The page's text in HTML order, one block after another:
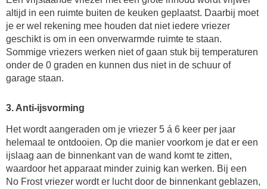
altijd in een ruimte buiten de keuken geplaatst. Daarbij moet
je er wel rekening mee houden dat niet iedere vriezer
geschikt is om in een onverwarmde ruimte te staan.
Sommige vriezers werken niet of gaan stuk bij temperaturen
onder de 0 graden en kunnen dus niet in de schuur of
garage staan.
3. Anti-ijsvorming
Het wordt aangeraden om je vriezer 5 á 6 keer per jaar
helemaal te ontdooien. Op die manier voorkom je dat er een
ijslaag aan de binnenkant van de wand komt te zitten,
waardoor het apparaat minder zuinig kan werken. Bij een
No Frost vriezer wordt er lucht door de binnenkant geblazen,